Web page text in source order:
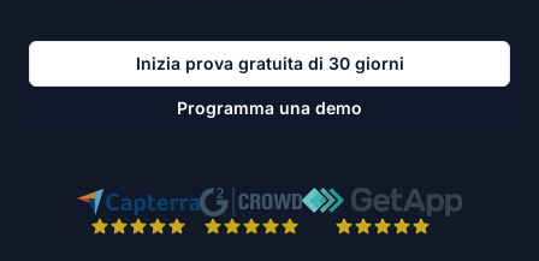
Inizia prova gratuita di 30 giorni
Programma una demo